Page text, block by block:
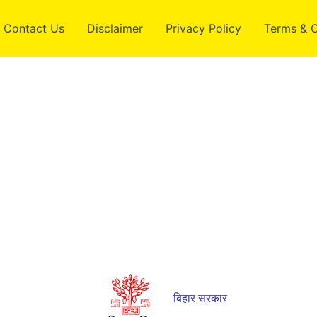
Contact Us Disclaimer Privacy Policy Terms &
बिहार सरकार